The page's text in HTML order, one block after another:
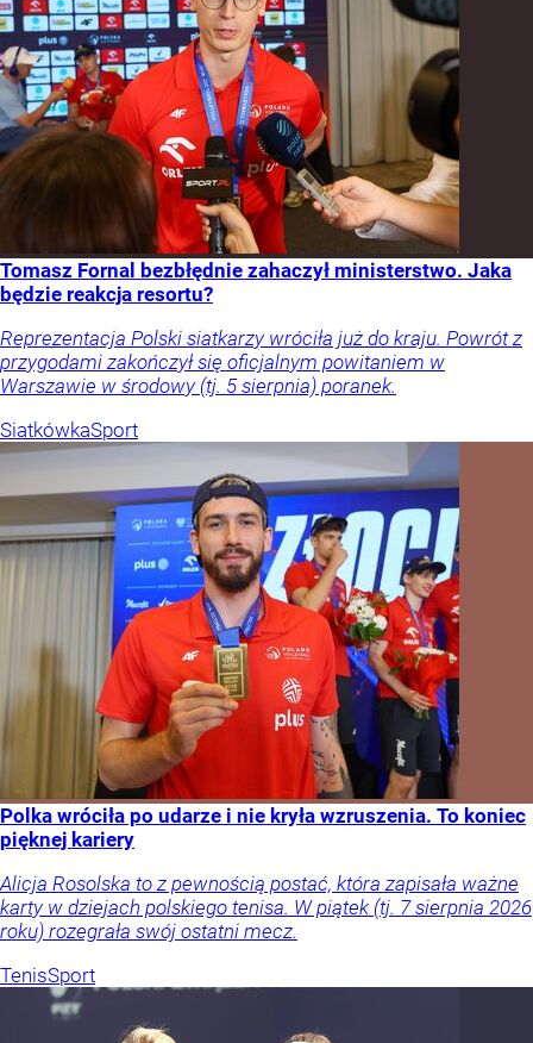
Tomasz Fornal bezbłędnie zahaczył ministerstwo. Jaka
będzie reakcja resortu?
Reprezentacja Polski siatkarzy wróciła już do kraju. Powrót z
przygodami zakończył się oficjalnym powitaniem w
Warszawie w środowy (tj. 5 sierpnia) poranek.
SiatkówkaSport
Polka wróciła po udarze i nie kryła wzruszenia. To koniec
pięknej kariery
Alicja Rosolska to z pewnością postać, która zapisała ważne
karty w dziejach polskiego tenisa. W piątek (tj. 7 sierpnia 2026
roku) rozegrała swój ostatni mecz.
TenisSport